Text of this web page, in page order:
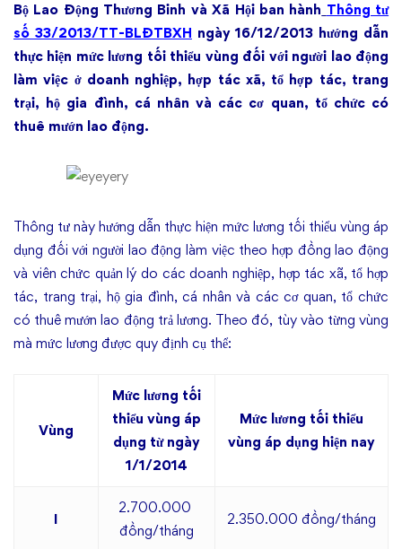
tối
thiểu
vùng
năm
2014
Bộ Lao Động Thương Binh và Xã Hội ban hành Thông tư
số 33/2013/TT-BLĐTBXH ngày 16/12/2013 hướng dẫn
thực hiện mức lương tối thiểu vùng đối với người lao động
làm việc ở doanh nghiệp, hợp tác xã, tổ hợp tác, trang
trại, hộ gia đình, cá nhân và các cơ quan, tổ chức có
thuê mướn lao động.
Thông tư này hướng dẫn thực hiện mức lương tối thiểu vùng áp
dụng đối với người lao động làm việc theo hợp đồng lao động
và viên chức quản lý do các doanh nghiệp, hợp tác xã, tổ hợp
tác, trang trại, hộ gia đình, cá nhân và các cơ quan, tổ chức
có thuê mướn lao động trả lương. Theo đó, tùy vào từng vùng
mà mức lương được quy định cụ thể:
Vùng
Mức lương tối
thiểu vùng áp
dụng từ ngày
1/1/2014
Mức lương tối thiểu
vùng áp dụng hiện nay
I
2.700.000
đồng/tháng
2.350.000 đồng/tháng